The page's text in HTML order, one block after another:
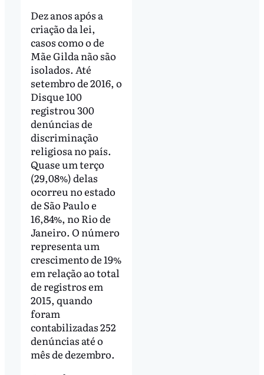
Dez anos após a
criação da lei,
casos como o de
Mãe Gilda não são
isolados. Até
setembro de 2016, o
Disque 100
registrou 300
denúncias de
discriminação
religiosa no país.
Quase um terço
(29,08%) delas
ocorreu no estado
de São Paulo e
16,84%, no Rio de
Janeiro. O número
representa um
crescimento de 19%
em relação ao total
de registros em
2015, quando
foram
contabilizadas 252
denúncias até o
mês de dezembro.